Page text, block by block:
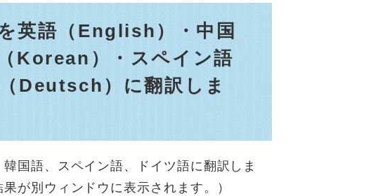
英語（English）・中国
Korean）・スペイン語
Deutsch）に翻訳しま
国語、スペイン語、ドイツ語に翻訳しま
が別ウィンドウに表示されます。）